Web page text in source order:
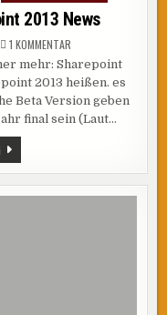
2013 News
1 KOMMENTAR
15
SHAREPOINT
2013
NEWS
mehr: Sharepoint
2013 heißen. es
Beta Version geben
final sein (Laut…
SHAREPOINT
15
–
SHAREPOINT
2013